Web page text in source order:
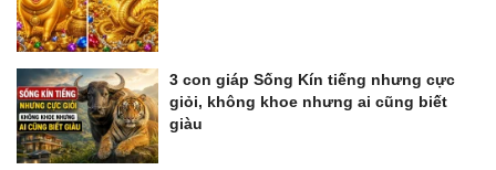
3 con giáp Sống Kín tiếng nhưng cực
giỏi, không khoe nhưng ai cũng biết
giàu